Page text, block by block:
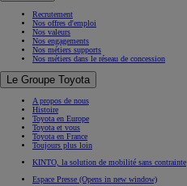
Recrutement
Nos offres d'emploi
Nos valeurs
Nos engagements
Nos métiers supports
Nos métiers dans le réseau de concession
Le Groupe Toyota
A propos de nous
Histoire
Toyota en Europe
Toyota et vous
Toyota en France
Toujours plus loin
KINTO, la solution de mobilité sans contrainte
Espace Presse (Opens in new window)